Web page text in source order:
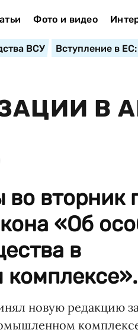
Фото и видео
ВСУ Вступление в
В
вторник
«Об
в
новую редакцию